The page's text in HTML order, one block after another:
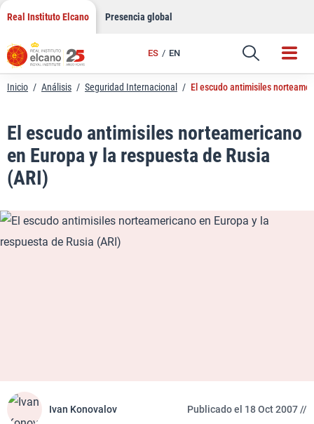
Saltar
contenido
Real Instituto Elcano Presencia global
ES EN
Enlace
Inicio / Análisis / Seguridad Internacional / El escudo antimisiles
El escudo antimisiles norteamericano
en Europa y la respuesta de Rusia
(ARI)
Ivan Konovalov Publicado el 18 Oct 2007 //